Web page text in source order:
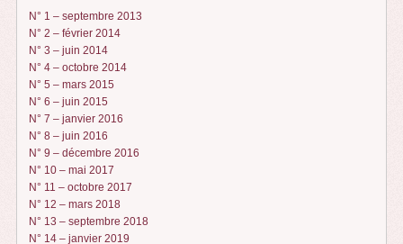
N° 1 – septembre 2013
N° 2 – février 2014
N° 3 – juin 2014
N° 4 – octobre 2014
N° 5 – mars 2015
N° 6 – juin 2015
N° 7 – janvier 2016
N° 8 – juin 2016
N° 9 – décembre 2016
N° 10 – mai 2017
N° 11 – octobre 2017
N° 12 – mars 2018
N° 13 – septembre 2018
N° 14 – janvier 2019